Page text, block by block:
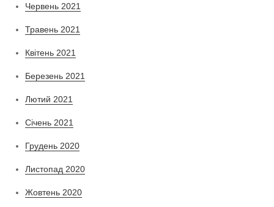
Червень 2021
Травень 2021
Квітень 2021
Березень 2021
Лютий 2021
Січень 2021
Грудень 2020
Листопад 2020
Жовтень 2020